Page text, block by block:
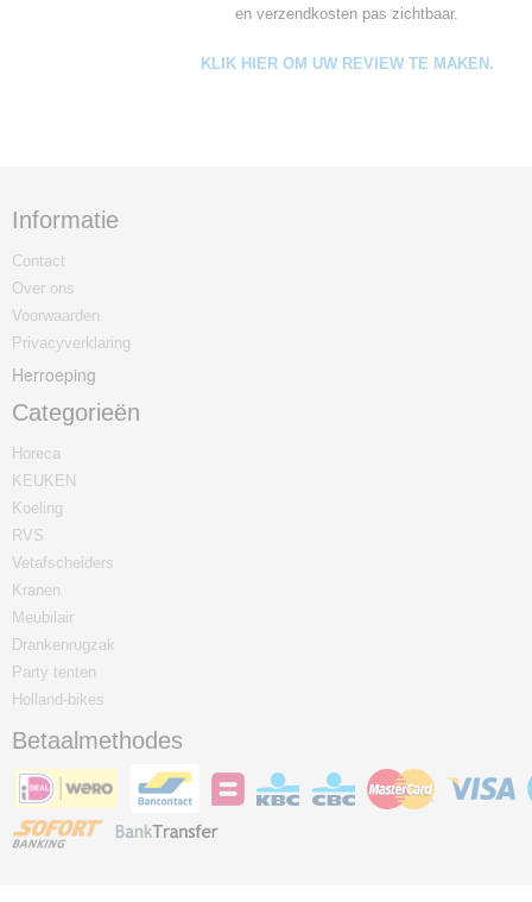
en verzendkosten pas zichtbaar.
KLIK HIER OM UW REVIEW TE MAKEN.
Informatie
Contact
Over ons
Voorwaarden
Privacyverklaring
Herroeping
Categorieën
Horeca
KEUKEN
Koeling
RVS
Vetafscheiders
Kranen
Meubilair
Drankenrugzak
Party tenten
Holland-bikes
Betaalmethodes